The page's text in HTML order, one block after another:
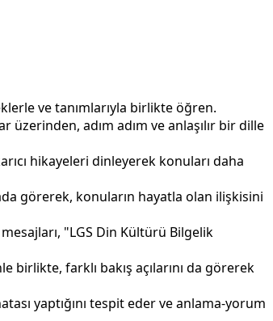
ve tanımlarıyla birlikte öğren.
adım adım ve anlaşılır bir dille
hikayeleri dinleyerek konuları daha
görerek, konuların hayatla olan ilişkisini
"LGS Din Kültürü Bilgelik
birlikte, farklı bakış açılarını da görerek
yaptığını tespit eder ve anlama-yorum